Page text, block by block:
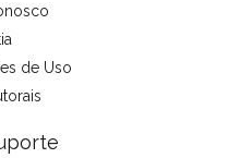
de Uso